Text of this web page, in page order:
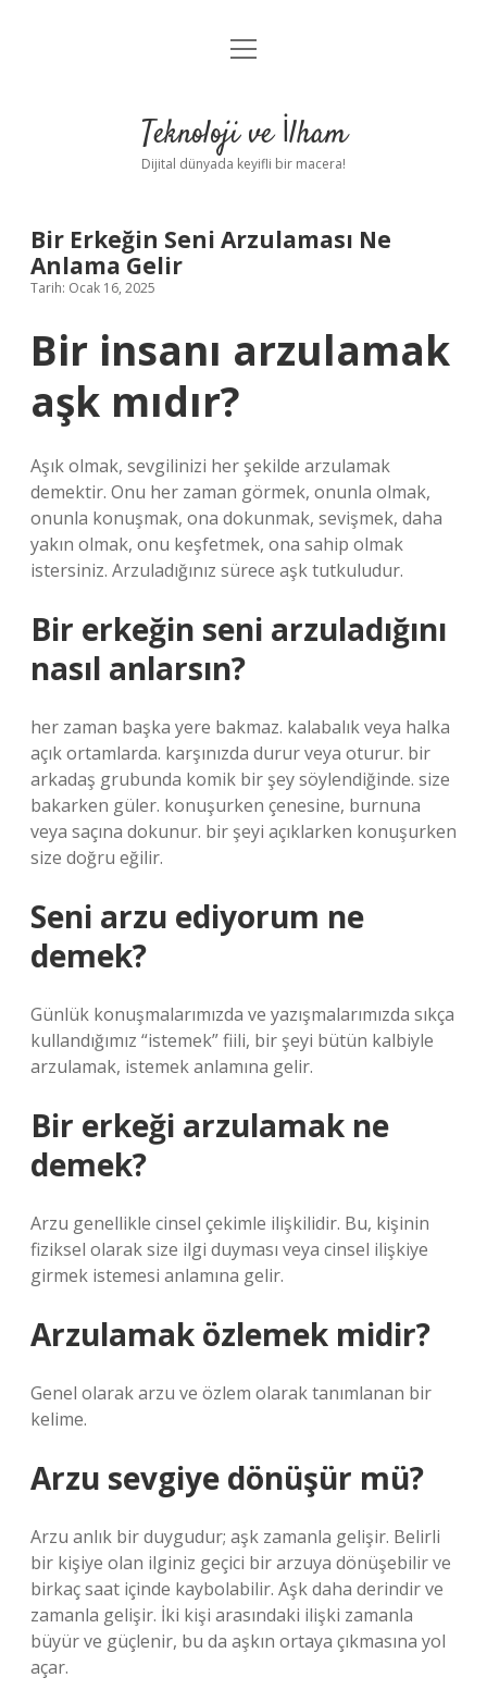
Anasayfa
Yasal Uyarı
menüyü
Teknoloji ve İlham
Dijital dünyada keyifli bir macera!
Bir Erkeğin Seni Arzulaması Ne
Anlama Gelir
Tarih: Ocak 16, 2025
Bir insanı arzulamak
aşk mıdır?
Aşık olmak, sevgilinizi her şekilde arzulamak
demektir. Onu her zaman görmek, onunla olmak,
onunla konuşmak, ona dokunmak, sevişmek, daha
yakın olmak, onu keşfetmek, ona sahip olmak
istersiniz. Arzuladığınız sürece aşk tutkuludur.
Bir erkeğin seni arzuladığını
nasıl anlarsın?
her zaman başka yere bakmaz. kalabalık veya halka
açık ortamlarda. karşınızda durur veya oturur. bir
arkadaş grubunda komik bir şey söylendiğinde. size
bakarken güler. konuşurken çenesine, burnuna
veya saçına dokunur. bir şeyi açıklarken konuşurken
size doğru eğilir.
Seni arzu ediyorum ne
demek?
Günlük konuşmalarımızda ve yazışmalarımızda sıkça
kullandığımız “istemek” fiili, bir şeyi bütün kalbiyle
arzulamak, istemek anlamına gelir.
Bir erkeği arzulamak ne
demek?
Arzu genellikle cinsel çekimle ilişkilidir. Bu, kişinin
fiziksel olarak size ilgi duyması veya cinsel ilişkiye
girmek istemesi anlamına gelir.
Arzulamak özlemek midir?
Genel olarak arzu ve özlem olarak tanımlanan bir
kelime.
Arzu sevgiye dönüşür mü?
Arzu anlık bir duygudur; aşk zamanla gelişir. Belirli
bir kişiye olan ilginiz geçici bir arzuya dönüşebilir ve
birkaç saat içinde kaybolabilir. Aşk daha derindir ve
zamanla gelişir. İki kişi arasındaki ilişki zamanla
büyür ve güçlenir, bu da aşkın ortaya çıkmasına yol
açar.